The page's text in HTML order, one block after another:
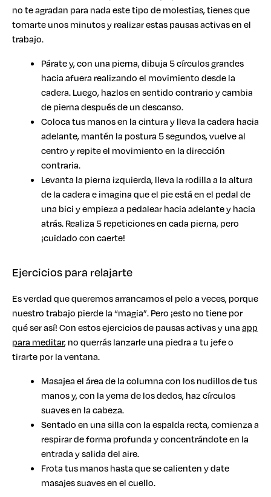
no te agradan para nada este tipo de molestias, tienes que
tomarte unos minutos y realizar estas pausas activas en el
trabajo.
Párate y, con una pierna, dibuja 5 círculos grandes
hacia afuera realizando el movimiento desde la
cadera. Luego, hazlos en sentido contrario y cambia
de pierna después de un descanso.
Coloca tus manos en la cintura y lleva la cadera hacia
adelante, mantén la postura 5 segundos, vuelve al
centro y repite el movimiento en la dirección
contraria.
Levanta la pierna izquierda, lleva la rodilla a la altura
de la cadera e imagina que el pie está en el pedal de
una bici y empieza a pedalear hacia adelante y hacia
atrás. Realiza 5 repeticiones en cada pierna, pero
¡cuidado con caerte!
Ejercicios para relajarte
Es verdad que queremos arrancarnos el pelo a veces, porque
nuestro trabajo pierde la “magia”. Pero ¡esto no tiene por
qué ser así! Con estos ejercicios de pausas activas y unaapp
para meditar, no querrás lanzarle una piedra a tu jefe o
tirarte por la ventana.
Masajea el área de la columna con los nudillos de tus
manos y, con la yema de los dedos, haz círculos
suaves en la cabeza.
Sentado en una silla con la espalda recta, comienza a
respirar de forma profunda y concentrándote en la
entrada y salida del aire.
Frota tus manos hasta que se calienten y date
masajes suaves en el cuello.